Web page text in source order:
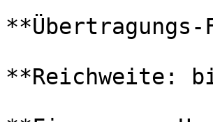
**Übertragungs-
**Reichweite: